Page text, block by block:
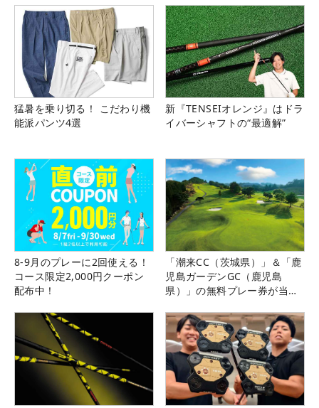
猛暑を乗り切る！ こだわり機
能派パンツ4選
新『TENSEIオレンジ』はドラ
イバーシャフトの“最適解”
8-9月のプレーに2回使える！
コース限定2,000円クーポン
配布中！
「潮来CC（茨城県）」＆「鹿
児島ガーデンGC（鹿児島
県）」の無料プレー券が当た